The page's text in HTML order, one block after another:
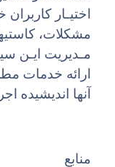
اختیـار
مشکلات،
مـدیریت ایـن
ارائه خدمات
آنها اندیشیده
منابع